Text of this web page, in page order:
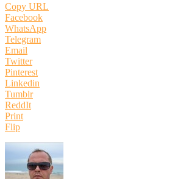
Copy URL
Facebook
WhatsApp
Telegram
Email
Twitter
Pinterest
Linkedin
Tumblr
ReddIt
Print
Flip